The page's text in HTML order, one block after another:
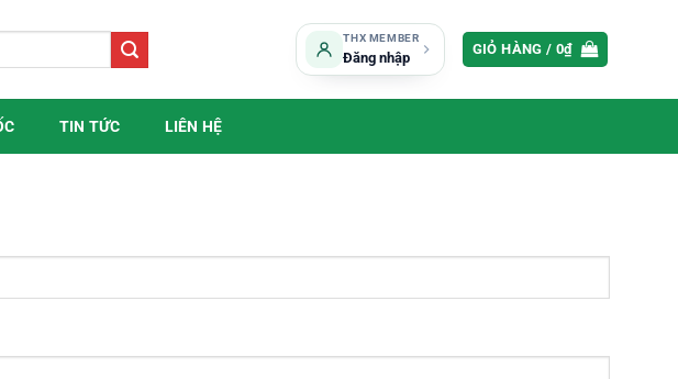
THX MEMBER
Đăng nhập
GIỎ HÀNG / 0₫
TIN TỨC LIÊN HỆ